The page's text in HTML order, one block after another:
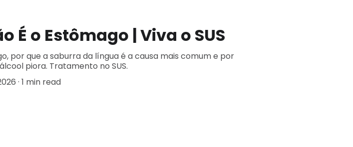
É o Estômago | Viva o SUS
por que a saburra da língua é a causa mais comum e por
piora. Tratamento no SUS.
1 min read